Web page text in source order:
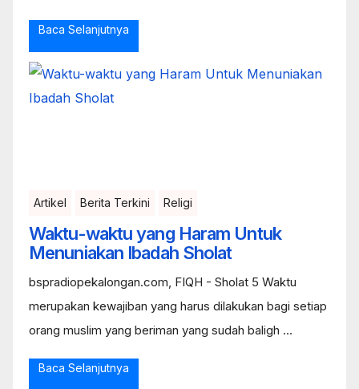
Baca Selanjutnya
Artikel Berita Terkini Religi
Waktu-waktu yang Haram Untuk
Menuniakan Ibadah Sholat
bspradiopekalongan.com, FIQH - Sholat 5 Waktu
merupakan kewajiban yang harus dilakukan bagi setiap
orang muslim yang beriman yang sudah baligh ...
Baca Selanjutnya